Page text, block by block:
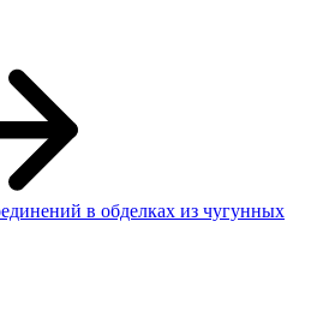
в обделках из чугунных